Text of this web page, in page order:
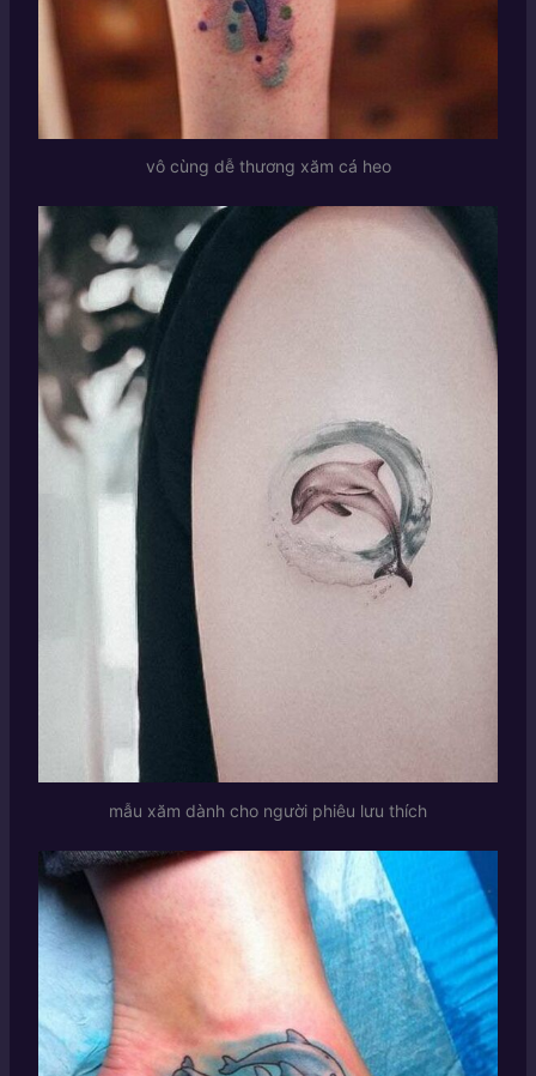
vô cùng dễ thương xăm cá heo
mẫu xăm dành cho người phiêu lưu thích